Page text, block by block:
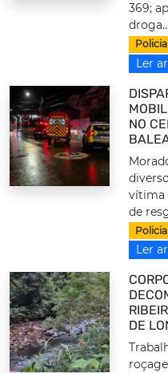
369;
droga...
Policial
Ler
NO
vítima
de
Ler
DE